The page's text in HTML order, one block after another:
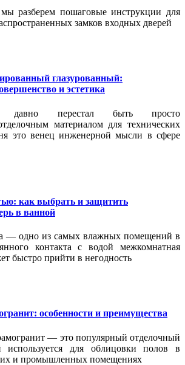
разберем пошаговые инструкции для
замков входных дверей
глазурованный:
и эстетика
давно перестал быть просто
материалом для технических
это венец инженерной мысли в сфере
как выбрать и защитить
в ванной
— одно из самых влажных помещений в
контакта с водой межкомнатная
быстро прийти в негодность
особенности и преимущества
— это популярный отделочный
используется для облицовки полов в
и промышленных помещениях